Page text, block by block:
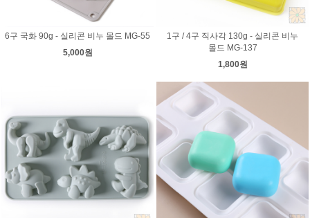
6구 국화 90g - 실리콘 비누 몰드 MG-55
5,000원
1구 / 4구 직사각 130g - 실리콘 비누
몰드 MG-137
1,800원